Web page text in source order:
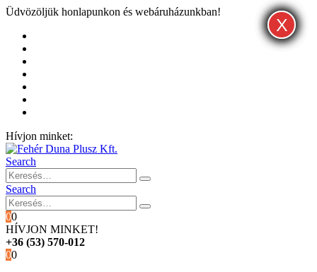
Üdvözöljük honlapunkon és webáruházunkban!
Hívjon minket:
Search
Search
00
HÍVJON MINKET!
+36 (53) 570-012
00
X
X
X